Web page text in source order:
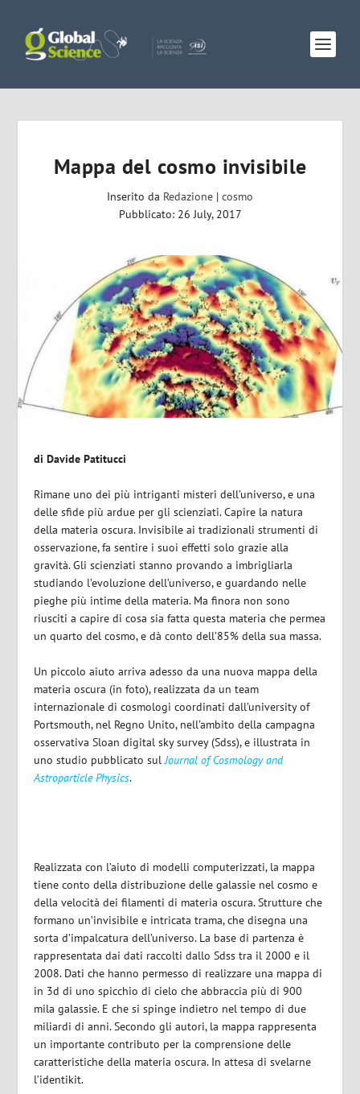
Mappa del cosmo invisibile
Inserito da Redazione | cosmo
Pubblicato: 26 July, 2017
diDavide Patitucci
Rimane uno dei più intriganti misteri dell’universo, e una
delle sfide più ardue per gli scienziati. Capire la natura
della materia oscura. Invisibile ai tradizionali strumenti di
osservazione, fa sentire i suoi effetti solo grazie alla
gravità. Gli scienziati stanno provando a imbrigliarla
studiando l’evoluzione dell’universo, e guardando nelle
pieghe più intime della materia. Ma finora non sono
riusciti a capire di cosa sia fatta questa materia che permea
un quarto del cosmo, e dà conto dell’85% della sua massa.
Un piccolo aiuto arriva adesso da una nuova mappa della
materia oscura (in foto), realizzata da un team
internazionale di cosmologi coordinati dall’university of
Portsmouth, nel Regno Unito, nell’ambito della campagna
osservativa Sloan digital sky survey (Sdss), e illustrata in
uno studio pubblicato sulJournal of Cosmology and
Astroparticle Physics.
Realizzata con l’aiuto di modelli computerizzati, la mappa
tiene conto della distribuzione delle galassie nel cosmo e
della velocità dei filamenti di materia oscura. Strutture che
formano un’invisibile e intricata trama, che disegna una
sorta d’impalcatura dell’universo. La base di partenza è
rappresentata dai dati raccolti dallo Sdss tra il 2000 e il
2008. Dati che hanno permesso di realizzare una mappa di
in 3d di uno spicchio di cielo che abbraccia più di 900
mila galassie. E che si spinge indietro nel tempo di due
miliardi di anni. Secondo gli autori, la mappa rappresenta
un importante contributo per la comprensione delle
caratteristiche della materia oscura. In attesa di svelarne
l’identikit.